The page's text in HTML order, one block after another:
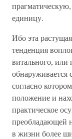
единицу.
Ибо эта
тенденция
витального, или
обнаруживается
согласно
положение и
практическое
преобладающей
в жизни более